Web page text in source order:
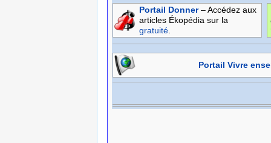
Portail Donner– Accédez aux
articles Ékopédia sur la
gratuité
Portail Vivre